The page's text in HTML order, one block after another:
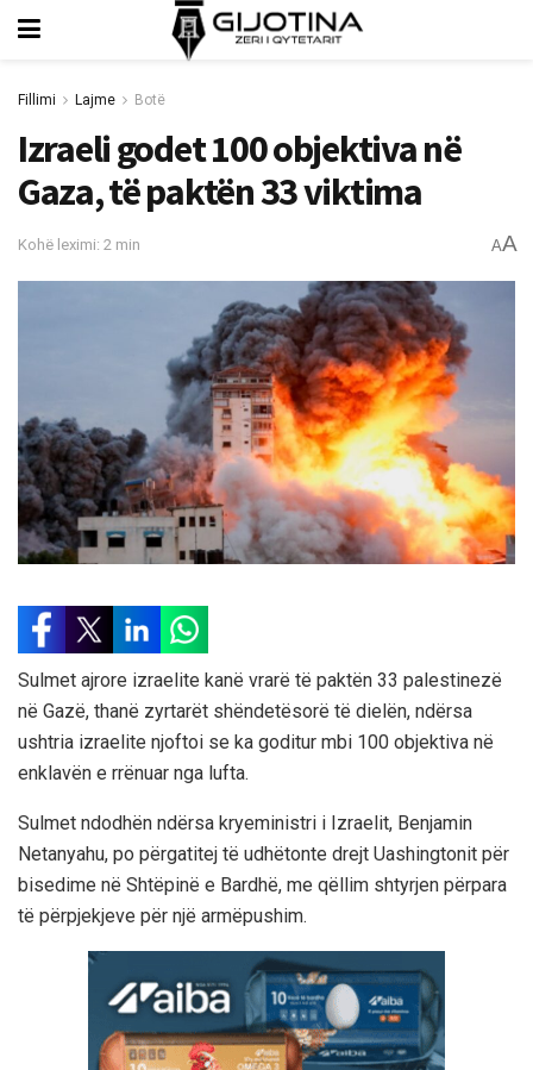
Fillimi Lajme Botë
Izraeli godet 100 objektiva në
Gaza, të paktën 33 viktima
Kohë leximi: 2 min AA
Sulmet ajrore izraelite kanë vrarë të paktën 33 palestinezë
në Gazë, thanë zyrtarët shëndetësorë të dielën, ndërsa
ushtria izraelite njoftoi se ka goditur mbi 100 objektiva në
enklavën e rrënuar nga lufta.
Sulmet ndodhën ndërsa kryeministri i Izraelit, Benjamin
Netanyahu, po përgatitej të udhëtonte drejt Uashingtonit për
bisedime në Shtëpinë e Bardhë, me qëllim shtyrjen përpara
të përpjekjeve për një armëpushim.